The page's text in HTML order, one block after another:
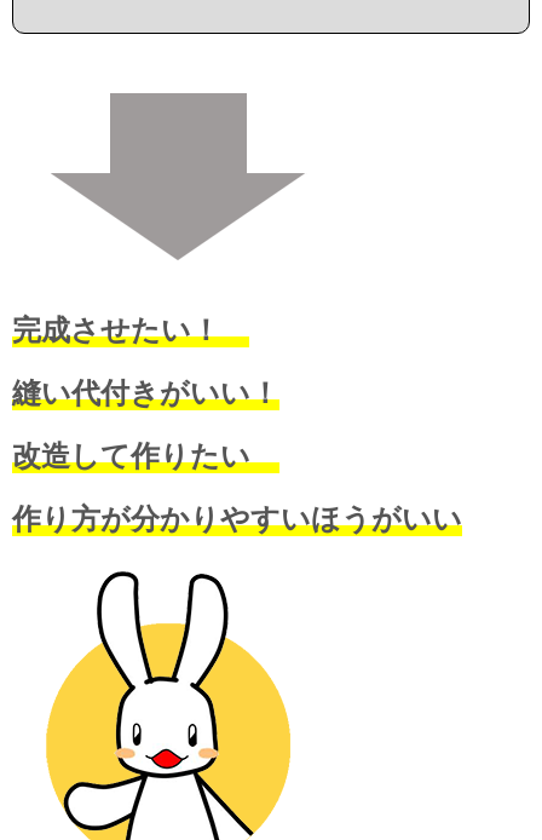
完成させたい！
縫い代付きがいい！
改造して作りたい
作り方が分かりやすいほうがいい